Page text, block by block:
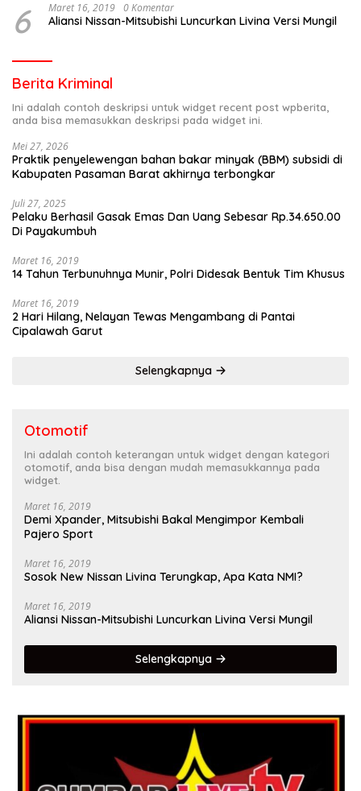
6 Maret 16, 2019 0 Komentar
Aliansi Nissan-Mitsubishi Luncurkan Livina Versi Mungil
Berita Kriminal
Ini adalah contoh deskripsi untuk widget recent post wpberita,
anda bisa memasukkan deskripsi pada widget ini.
Mei 27, 2026
Praktik penyelewengan bahan bakar minyak (BBM) subsidi di
Kabupaten Pasaman Barat akhirnya terbongkar
Juli 27, 2025
Pelaku Berhasil Gasak Emas Dan Uang Sebesar Rp.34.650.00
Di Payakumbuh
Maret 16, 2019
14 Tahun Terbunuhnya Munir, Polri Didesak Bentuk Tim Khusus
Maret 16, 2019
2 Hari Hilang, Nelayan Tewas Mengambang di Pantai
Cipalawah Garut
Selengkapnya
Otomotif
Ini adalah contoh keterangan untuk widget dengan kategori
otomotif, anda bisa dengan mudah memasukkannya pada
widget.
Maret 16, 2019
Demi Xpander, Mitsubishi Bakal Mengimpor Kembali
Pajero Sport
Maret 16, 2019
Sosok New Nissan Livina Terungkap, Apa Kata NMI?
Maret 16, 2019
Aliansi Nissan-Mitsubishi Luncurkan Livina Versi Mungil
Selengkapnya